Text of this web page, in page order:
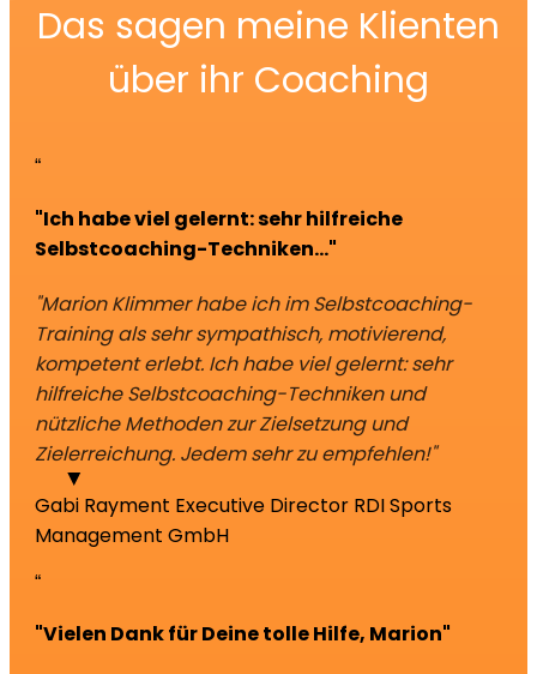
Das sagen meine Klienten
über ihr Coaching
“
"Ich habe viel gelernt: sehr hilfreiche
Selbstcoaching-Techniken..."
"Marion Klimmer habe ich im Selbstcoaching-
Training als sehr sympathisch, motivierend,
kompetent erlebt. Ich habe viel gelernt: sehr
hilfreiche Selbstcoaching-Techniken und
nützliche Methoden zur Zielsetzung und
Zielerreichung. Jedem sehr zu empfehlen!"
Gabi Rayment Executive Director RDI Sports
Management GmbH
“
"Vielen Dank für Deine tolle Hilfe, Marion"